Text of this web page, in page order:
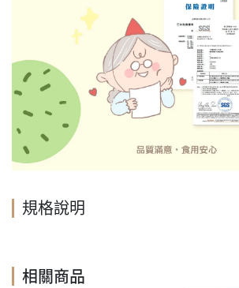
規格說明
相關商品